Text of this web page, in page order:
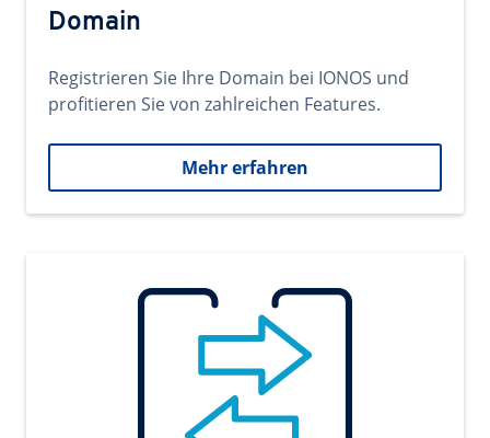
Domain
Registrieren Sie Ihre Domain bei IONOS und
profitieren Sie von zahlreichen Features.
Mehr erfahren